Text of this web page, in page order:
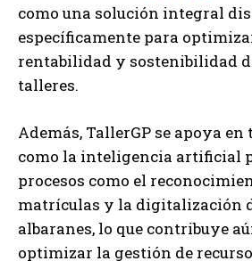
como una solución integral
específicamente para
rentabilidad y sostenibilidad
talleres.
Además, TallerGP se apoya
como la inteligencia artificial
procesos como el
matrículas y la digitalización
albaranes, lo que contribuye
optimizar la gestión de